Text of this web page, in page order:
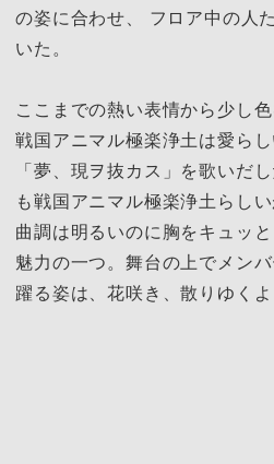
の姿に合わせ、 フロア中の人
いた。
ここまでの熱い表情から少し
戦国アニマル極楽浄土は愛ら
「夢、現ヲ抜カス」を歌いだ
も戦国アニマル極楽浄土らし
曲調は明るいのに胸をキュッ
魅力の一つ。舞台の上でメン
躍る姿は、花咲き、散りゆくよ